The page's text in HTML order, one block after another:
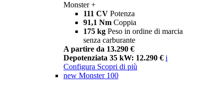
Monster +
111 CV Potenza
91,1 Nm Coppia
175 kg Peso in ordine di marcia
senza carburante
A partire da 13.290 €
Depotenziata 35 kW: 12.290 € i
Configura Scopri di più
new Monster 100